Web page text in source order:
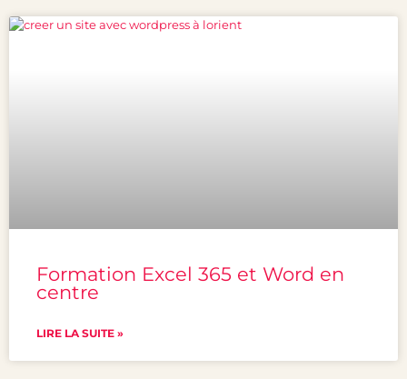
Formation Excel 365 et Word en
centre
LIRE LA SUITE »